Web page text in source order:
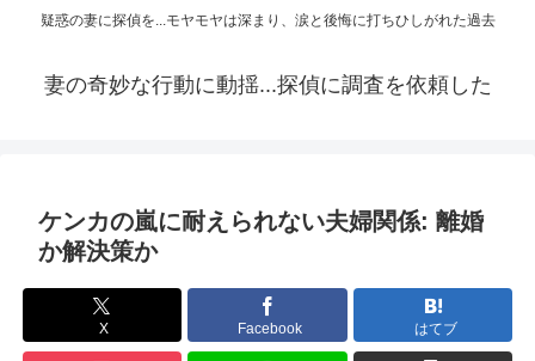
疑惑の妻に探偵を...モヤモヤは深まり、涙と後悔に打ちひしがれた過去
妻の奇妙な行動に動揺...探偵に調査を依頼した
ケンカの嵐に耐えられない夫婦関係: 離婚
か解決策か
X Facebook はてブ